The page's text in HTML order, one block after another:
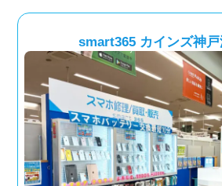
smart365 カインズ神